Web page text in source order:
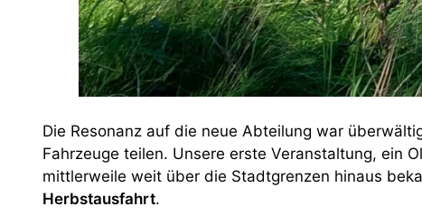
Die Resonanz auf die neue Abteilung war
Fahrzeuge teilen. Unsere erste Veranstaltung, ein
mittlerweile weit über die Stadtgrenzen hinaus
Herbstausfahrt.